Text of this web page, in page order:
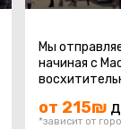
Мы
начиная с
от 215₪
*зависит от